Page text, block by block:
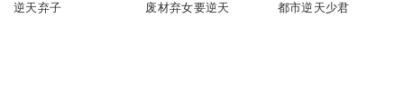
逆天弃子 废材弃女要逆天 都市逆天少君